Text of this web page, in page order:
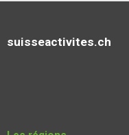
suisseactivites.ch